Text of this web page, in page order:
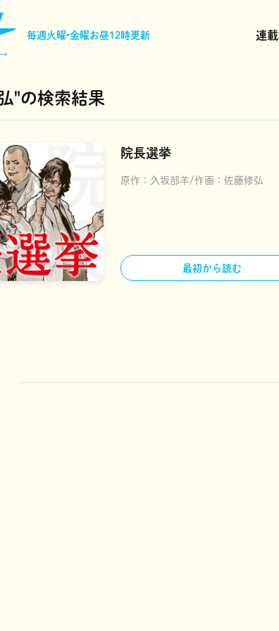
毎週火曜•金曜お昼12時更新 連載
"の検索結果
院長選挙
原作： 久坂部羊 作画： 佐藤修弘
最初から読む